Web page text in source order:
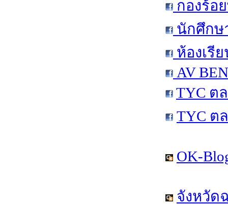
กองร้อ
นักศึกษ
ห้องเรี
AV
TYC ต
TYC ต
OK-
จังหวัด